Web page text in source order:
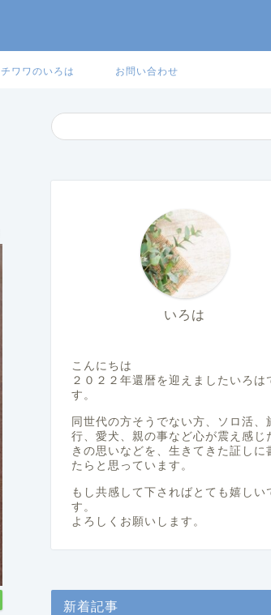
チワワのいろは お問い合わせ
いろは
こんにちは
２０２２年還暦を迎えましたいろは
す。
同世代の方そうでない方、ソロ活、
行、愛犬、親の事など心が震え感じ
きの思いなどを、生きてきた証しに
たらと思っています。
もし共感して下さればとても嬉しい
す。
よろしくお願いします。
新着記事